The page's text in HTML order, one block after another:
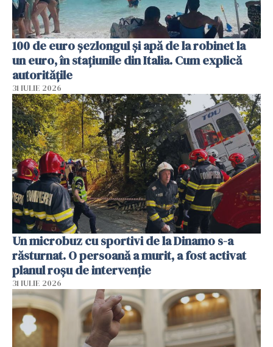
100 de euro șezlongul și apă de la robinet la
un euro, în stațiunile din Italia. Cum explică
autoritățile
31 IULIE 2026
Un microbuz cu sportivi de la Dinamo s-a
răsturnat. O persoană a murit, a fost activat
planul roșu de intervenție
31 IULIE 2026